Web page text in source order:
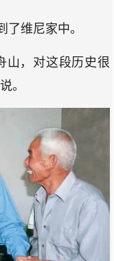
维尼家中。
山，对这段历史很
。